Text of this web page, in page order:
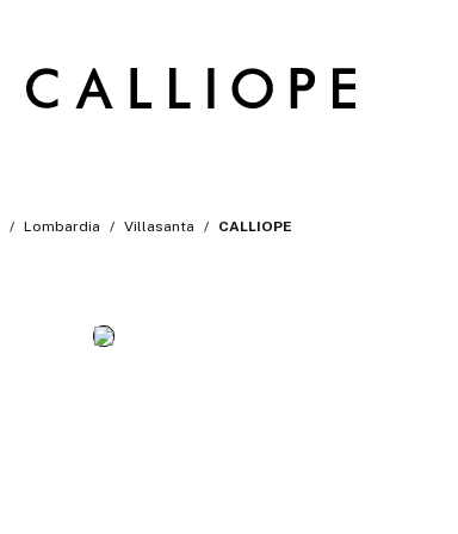
Lombardia Villasanta CALLIOPE